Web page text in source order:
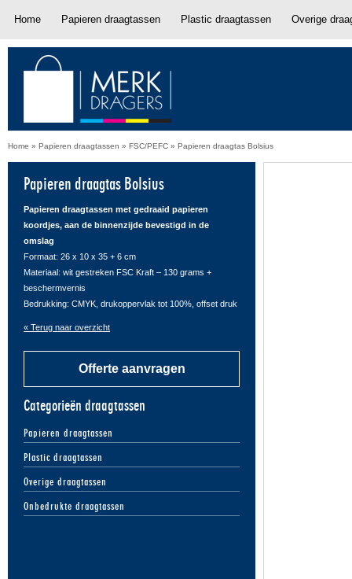
Home Papieren draagtassen Plastic draagtassen Overige
Home » Papieren draagtassen » FSC/PEFC » Papieren draagtas Bolsius
Papieren draagtas Bolsius
Papieren draagtassen met gedraaid papieren
koordjes, aan de binnenzijde bevestigd in de
omslag
Formaat: 26 x 10 x 35 + 6 cm
Materiaal: wit gestreken FSC Kraft – 130 grams +
beschermvernis
Bedrukking: CMYK, drukoppervlak tot 100%, offset druk
« Terug naar overzicht
Offerte aanvragen
Categorieën draagtassen
Papieren draagtassen
Plastic draagtassen
Overige draagtassen
Onbedrukte draagtassen